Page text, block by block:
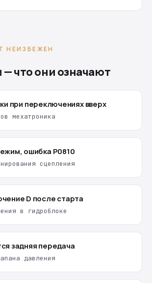
НЕИЗБЕЖЕН
что они означают
при переключениях вверх
мехатроника
ошибка P0810
сцепления
D после старта
в гидроблоке
задняя передача
давления